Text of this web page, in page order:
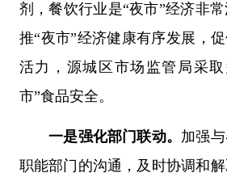
剂，餐饮行业是“夜市”经济非
推“夜市”经济健康有序发展，
活力，源城区市场监管局采
市”食品安全。
一是强化部门联动。 加强
职能部门的沟通，及时协调和解